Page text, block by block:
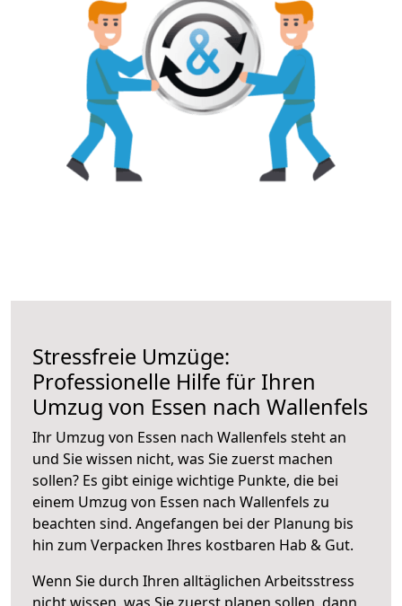
Stressfreie Umzüge:
Professionelle Hilfe für Ihren
Umzug von Essen nach Wallenfels
Ihr Umzug von Essen nach Wallenfels steht an
und Sie wissen nicht, was Sie zuerst machen
sollen? Es gibt einige wichtige Punkte, die bei
einem Umzug von Essen nach Wallenfels zu
beachten sind. Angefangen bei der Planung bis
hin zum Verpacken Ihres kostbaren Hab & Gut.
Wenn Sie durch Ihren alltäglichen Arbeitsstress